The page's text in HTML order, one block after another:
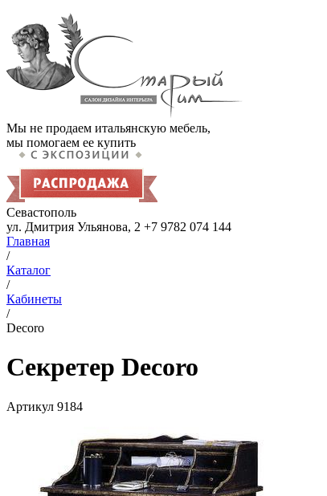
Мы не продаем итальянскую мебель,
мы помогаем ее купить
Севастополь
ул. Дмитрия Ульянова, 2 +7 9782 074 144
Главная
/
Каталог
/
Кабинеты
/
Decoro
Секретер Decoro
Артикул 9184